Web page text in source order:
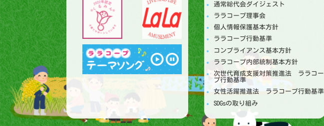
通常総代会ダイジェスト
ララコープ理事会
個人情報保護基本方針
ララコープ行動基準
コンプライアンス基本方針
ララコープ内部統制基本方針
次世代育成支援対策推進法 ララコー
プ行動基準
女性活躍推進法 ララコープ行動基準
SDGsの取り組み